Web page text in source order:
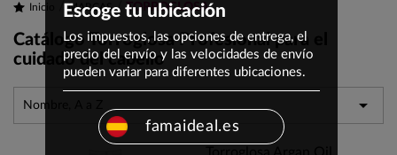
Inicio MARCAS TORROGLOSA
Catálogo Torroglosa Profesional para el
cuidado del cabello
Nombre, A a Z 
Escoge tu ubicación
Los impuestos, las opciones de entrega, el
precio del envío y las velocidades de envío
pueden variar para diferentes ubicaciones.
famaideal.es